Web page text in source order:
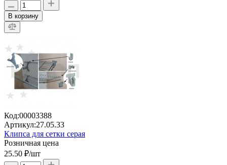
В корзину
Код:00003388
Артикул:27.05.33
Клипса для сетки серая
Розничная цена
25.50 ₽/шт